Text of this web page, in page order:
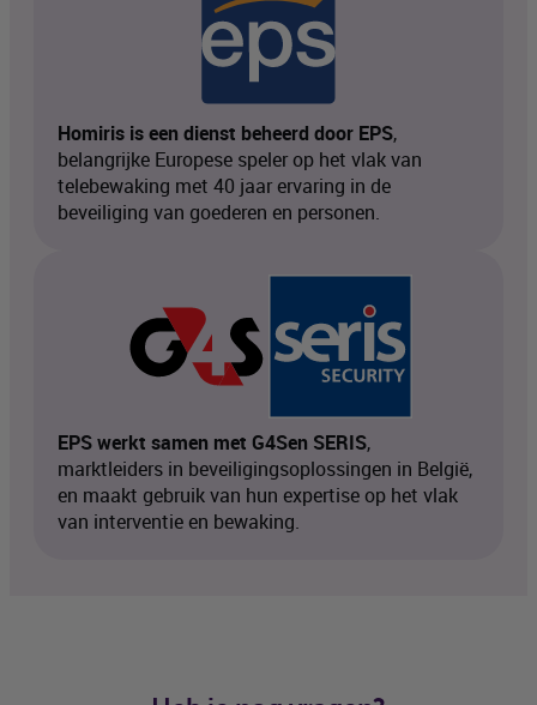
Homiris is een dienst beheerd door EPS,
belangrijke Europese speler op het vlak van
telebewaking met 40 jaar ervaring in de
beveiliging van goederen en personen.
EPS werkt samen met G4Sen SERIS,
marktleiders in beveiligingsoplossingen in België,
en maakt gebruik van hun expertise op het vlak
van interventie en bewaking.